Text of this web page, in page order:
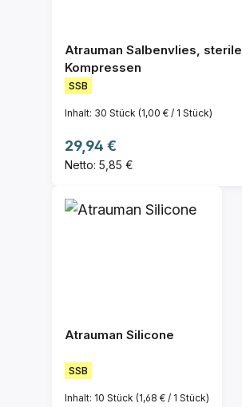
Atrauman Salbenvlies, sterile
Kompressen
SSB
Inhalt: 30 Stück (1,00 € / 1 Stück)
Regulärer Preis:
29,94 €
Netto: 5,85 €
Atrauman Silicone
SSB
Inhalt: 10 Stück (1,68 € / 1 Stück)